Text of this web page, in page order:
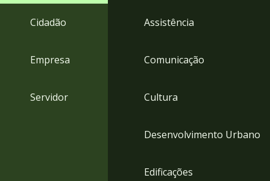
rodapé
Cidadão
Empresa
Servidor
Assistência
Comunicação
Cultura
Desenvolvimento Urbano
Edificações